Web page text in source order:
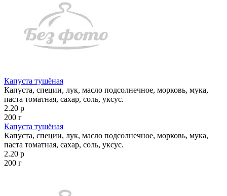
Капуста тушёная
Капуста, специи, лук, масло подсолнечное, морковь, мука,
паста томатная, сахар, соль, уксус.
2.20 р
200 г
Капуста тушёная
Капуста, специи, лук, масло подсолнечное, морковь, мука,
паста томатная, сахар, соль, уксус.
2.20 р
200 г